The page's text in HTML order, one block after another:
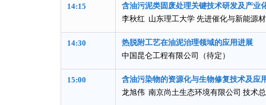
14:15
含油污泥类固废处理关键技术研发及产业
李秋红 山东理工大学 先进催化与新能源
14:30
热脱附工艺在油泥治理领域的应用进展
中国昆仑工程有限公司（待定）
15:00
含油污染物的资源化与生物修复技术及应
龙旭伟 南京尚土生态环境有限公司 技术